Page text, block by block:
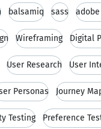
balsamiq sass
Wireframing Digital
User Research User
Personas Journey
Testing Preference